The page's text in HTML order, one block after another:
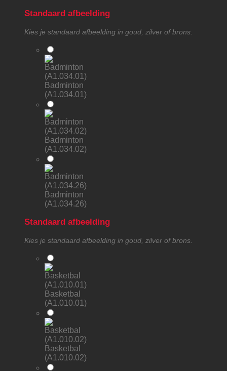
Standaard afbeelding
Kies je standaard afbeelding in goud, zilver of brons.
Badminton
(A1.034.01)
Badminton
(A1.034.02)
Badminton
(A1.034.26)
Standaard afbeelding
Kies je standaard afbeelding in goud, zilver of brons.
Basketbal
(A1.010.01)
Basketbal
(A1.010.02)